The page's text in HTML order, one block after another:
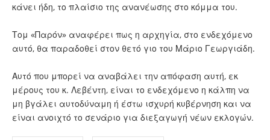
κάνει ήδη, το πλαίσιο της ανανέωσης στο κόμμα του.
Τομ «Παρόν» αναφέρει πως η αρχηγία, στο ενδεχόμενο
αυτό, θα παραδοθεί στον θετό γιο του Μάριο Γεωργιάδη.
Αυτό που μπορεί να αναβάλει την απόφαση αυτή, εκ
μέρους του κ. Λεβέντη, είναι το ενδεχόμενο η κάλπη να
μη βγάλει αυτοδύναμη ή έστω ισχυρή κυβέρνηση και να
είναι ανοιχτό το σενάριο για διεξαγωγή νέων εκλογών.